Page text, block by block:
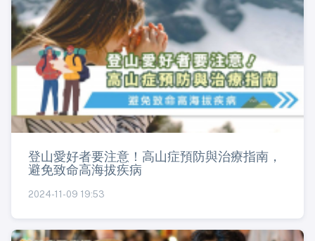
登山愛好者要注意！高山症預防與治療指南，
避免致命高海拔疾病
2024-11-09 19:53